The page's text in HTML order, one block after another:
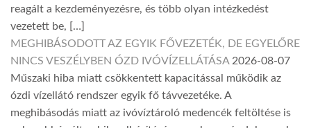
reagált a kezdeményezésre, és több olyan intézkedést
vezetett be, […]
MEGHIBÁSODOTT AZ EGYIK FŐVEZETÉK, DE EGYELŐRE
NINCS VESZÉLYBEN ÓZD IVÓVÍZELLÁTÁSA 2026-08-07
Műszaki hiba miatt csökkentett kapacitással működik az
ózdi vízellátó rendszer egyik fő távvezetéke. A
meghibásodás miatt az ivóvíztároló medencék feltöltése is